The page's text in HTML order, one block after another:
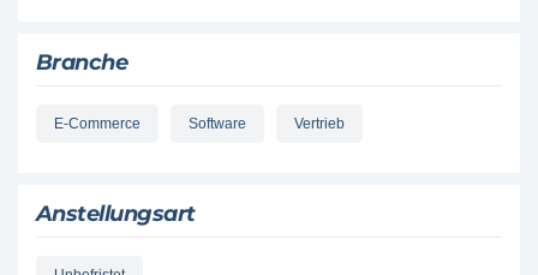
Branche
E-Commerce Software Vertrieb
Anstellungsart